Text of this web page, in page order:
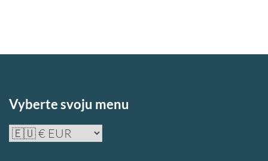
Vyberte svoju menu